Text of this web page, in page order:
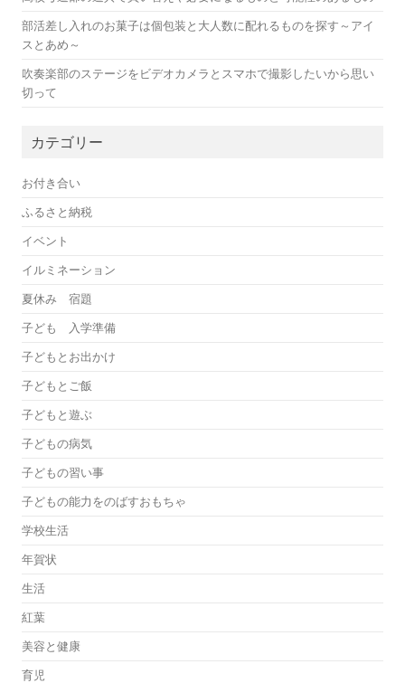
部活差し入れのお菓子は個包装と大人数に配れるものを探す～アイ
スとあめ～
吹奏楽部のステージをビデオカメラとスマホで撮影したいから思い
切って
カテゴリー
お付き合い
ふるさと納税
イベント
イルミネーション
夏休み 宿題
子ども 入学準備
子どもとお出かけ
子どもとご飯
子どもと遊ぶ
子どもの病気
子どもの習い事
子どもの能力をのばすおもちゃ
学校生活
年賀状
生活
紅葉
美容と健康
育児